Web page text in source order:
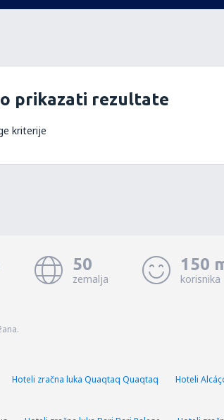
prikazati rezultate
kriterije
50
zemalja
150
korisnika
Hoteli zračna luka Quaqtaq Quaqtaq Hoteli